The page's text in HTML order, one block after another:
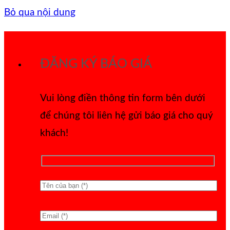
Bỏ qua nội dung
ĐĂNG KÝ BÁO GIÁ
Vui lòng điền thông tin form bên dưới
để chúng tôi liên hệ gửi báo giá cho quý
khách!